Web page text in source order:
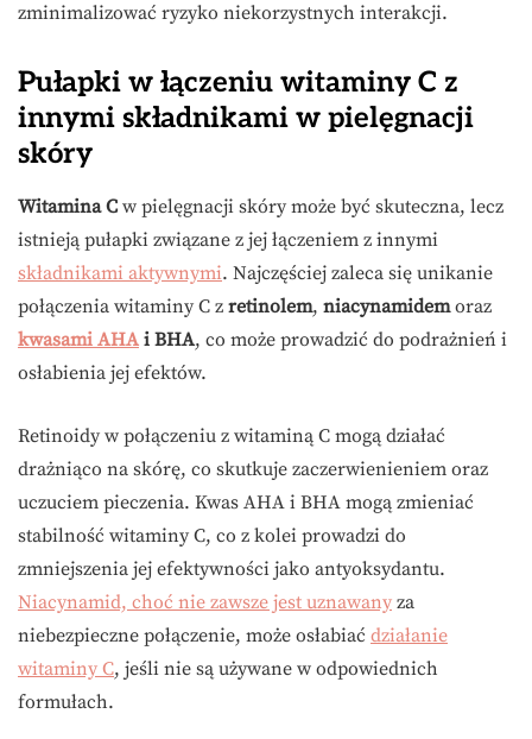
zminimalizować ryzyko niekorzystnych interakcji.
Pułapki w łączeniu witaminy C z
innymi składnikami w pielęgnacji
skóry
Witamina C w pielęgnacji skóry może być skuteczna, lecz
istnieją pułapki związane z jej łączeniem z innymi
składnikami aktywnymi. Najczęściej zaleca się unikanie
połączenia witaminy C z retinolem, niacynamidemoraz
kwasami AHA i BHA, co może prowadzić do podrażnień i
osłabienia jej efektów.
Retinoidy w połączeniu z witaminą C mogą działać
drażniąco na skórę, co skutkuje zaczerwienieniem oraz
uczuciem pieczenia. Kwas AHA i BHA mogą zmieniać
stabilność witaminy C, co z kolei prowadzi do
zmniejszenia jej efektywności jako antyoksydantu.
Niacynamid, choć nie zawsze jest uznawany za
niebezpieczne połączenie, może osłabiać działanie
witaminy C, jeśli nie są używane w odpowiednich
formułach.